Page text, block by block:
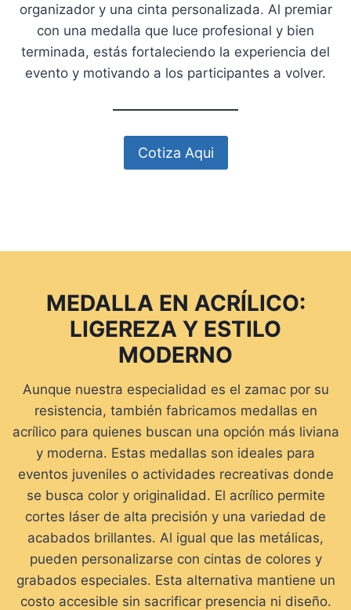
organizador y una cinta personalizada. Al premiar
con una medalla que luce profesional y bien
terminada, estás fortaleciendo la experiencia del
evento y motivando a los participantes a volver.
Cotiza Aqui
MEDALLA EN ACRÍLICO:
LIGEREZA Y ESTILO
MODERNO
Aunque nuestra especialidad es el zamac por su
resistencia, también fabricamos medallas en
acrílico para quienes buscan una opción más liviana
y moderna. Estas medallas son ideales para
eventos juveniles o actividades recreativas donde
se busca color y originalidad. El acrílico permite
cortes láser de alta precisión y una variedad de
acabados brillantes. Al igual que las metálicas,
pueden personalizarse con cintas de colores y
grabados especiales. Esta alternativa mantiene un
costo accesible sin sacrificar presencia ni diseño.